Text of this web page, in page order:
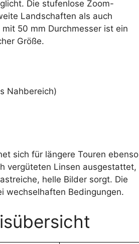
Die stufenlose Zoom-
Landschaften als auch
50 mm Durchmesser ist ein
Größe.
Nahbereich)
sich für längere Touren ebenso
vergüteten Linsen ausgestattet,
helle Bilder sorgt. Die
wechselhaften Bedingungen.